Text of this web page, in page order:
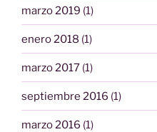
marzo 2019 (1)
enero 2018 (1)
marzo 2017 (1)
septiembre 2016 (1)
marzo 2016 (1)